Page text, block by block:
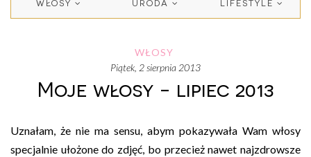
WŁOSY URODA LIFESTYLE
WŁOSY
piątek, 2 sierpnia 2013
Moje włosy - lipiec 2013
Uznałam, że nie ma sensu, abym pokazywała Wam włosy
specjalnie ułożone do zdjęć, bo przecież nawet najzdrowsze